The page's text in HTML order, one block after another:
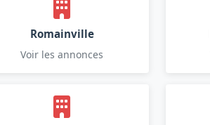
Romainville
Voir les annonces